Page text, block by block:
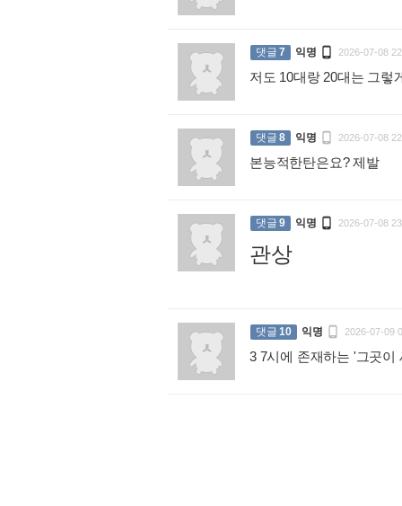
댓글7 익명  2026-07-08
저도 10대랑 20대는 그렇
댓글8 익명  2026-07-08
본능적한탄은요? 제발
댓글9 익명  2026-07-08
관상
댓글10 익명  2026-07-09
3 7시에 존재하는 '그곳이